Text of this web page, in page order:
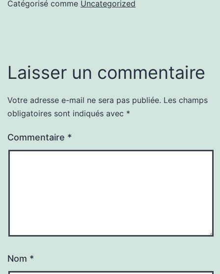
Catégorisé comme Uncategorized
Laisser un commentaire
Votre adresse e-mail ne sera pas publiée. Les champs
obligatoires sont indiqués avec *
Commentaire *
Nom *